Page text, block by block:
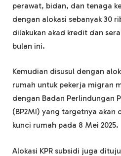
perawat, bidan, dan tenaga
dengan alokasi sebanyak 30
dilakukan akad kredit dan
bulan ini.
Kemudian disusul dengan
rumah untuk pekerja migran
dengan Badan Perlindungan
(BP2MI) yang targetnya akan
kunci rumah pada 8 Mei 2025.
Alokasi KPR subsidi juga